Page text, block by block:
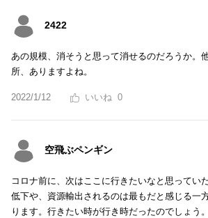
2422
あの規模、消そうと思って消せるのだろうか。
所、ありますよね。
2022/1/12 0
空飛ぶペンギン
コロナ前に、次はここに行きたいなと思ってい
低下や、資源輸出されるのは最もだと感じる一
ります。行きたい時が行き時だったのでしょう。